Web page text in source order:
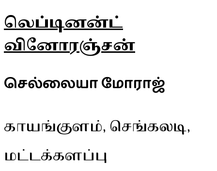
லெப்டினன்ட்
வினோரஞ்சன்
செல்லையா மோராஜ்
காயங்குளம், செங்கலடி,
மட்டக்களப்பு